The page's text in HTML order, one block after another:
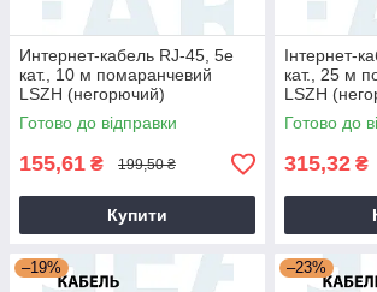
Интернет-кабель RJ-45, 5е
кат., 10 м помаранчевий
LSZH (негорючий)
Готово до відправки
155,61 ₴ 199,50 ₴
Купити
Інтернет-
кат., 25 м
LSZH
Готово до
315,32 ₴
–19% –23%